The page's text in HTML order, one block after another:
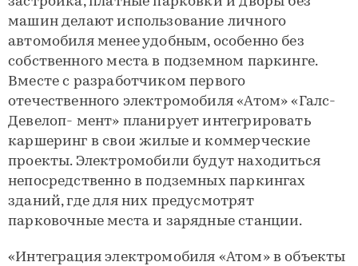
машин делают использование личного
автомобиля менее удобным, особенно без
собственного места в подземном паркинге.
Вместе с разработчиком первого
отечественного электромобиля «Атом» «Галс-
Девелоп- мент» планирует интегрировать
каршеринг в свои жилые и коммерческие
проекты. Электромобили будут находиться
непосредственно в подземных паркингах
зданий, где для них предусмотрят
парковочные места и зарядные станции.
«Интеграция электромобиля «Атом» в объекты